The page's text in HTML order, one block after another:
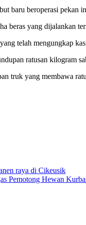
baru beroperasi
beras yang dijalankan
telah mengungkap
ratusan kilogram
truk yang membawa
raya di Cikeusik
Pemotong Hewan